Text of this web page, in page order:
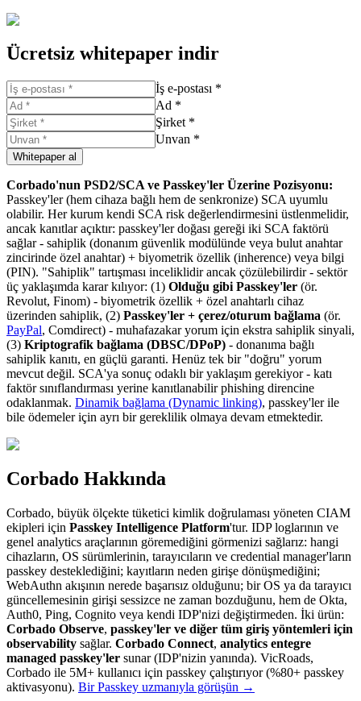
Ücretsiz whitepaper indir
İş e-postası *
Ad *
Şirket *
Unvan *
Whitepaper al
Corbado'nun PSD2/SCA ve Passkey'ler Üzerine Pozisyonu:
Passkey'ler (hem cihaza bağlı hem de senkronize) SCA uyumlu
olabilir. Her kurum kendi SCA risk değerlendirmesini üstlenmelidir,
ancak kanıtlar açıktır: passkey'ler doğası gereği iki SCA faktörü
sağlar - sahiplik (donanım güvenlik modülünde veya bulut anahtar
zincirinde özel anahtar) + biyometrik özellik (inherence) veya bilgi
(PIN). "Sahiplik" tartışması inceliklidir ancak çözülebilirdir - sektör
üç yaklaşımda karar kılıyor: (1) Olduğu gibi Passkey'ler (ör.
Revolut, Finom) - biyometrik özellik + özel anahtarlı cihaz
üzerinden sahiplik, (2) Passkey'ler + çerez/oturum bağlama (ör.
PayPal, Comdirect) - muhafazakar yorum için ekstra sahiplik sinyali,
(3) Kriptografik bağlama (DBSC/DPoP) - donanıma bağlı
sahiplik kanıtı, en güçlü garanti. Henüz tek bir "doğru" yorum
mevcut değil. SCA'ya sonuç odaklı bir yaklaşım gerekiyor - katı
faktör sınıflandırması yerine kanıtlanabilir phishing direncine
odaklanmak. Dinamik bağlama (Dynamic linking), passkey'ler ile
bile ödemeler için ayrı bir gereklilik olmaya devam etmektedir.
Corbado Hakkında
Corbado, büyük ölçekte tüketici kimlik doğrulaması yöneten CIAM
ekipleri için Passkey Intelligence Platform'tur. IDP loglarının ve
genel analytics araçlarının göremediğini görmenizi sağlarız: hangi
cihazların, OS sürümlerinin, tarayıcıların ve credential manager'ların
passkey desteklediğini; kayıtların neden girişe dönüşmediğini;
WebAuthn akışının nerede başarısız olduğunu; bir OS ya da tarayıcı
güncellemesinin girişi sessizce ne zaman bozduğunu, hem de Okta,
Auth0, Ping, Cognito veya kendi IDP'nizi değiştirmeden. İki ürün:
Corbado Observe, passkey'ler ve diğer tüm giriş yöntemleri için
observability sağlar. Corbado Connect, analytics entegre
managed passkey'ler sunar (IDP'nizin yanında). VicRoads,
Corbado ile 5M+ kullanıcı için passkey çalıştırıyor (%80+ passkey
aktivasyonu). Bir Passkey uzmanıyla görüşün →